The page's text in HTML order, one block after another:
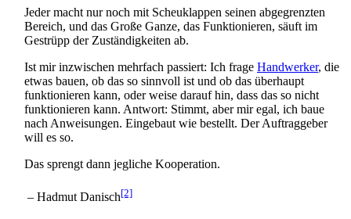
Jeder macht nur noch mit Scheuklappen seinen abgegrenzten
Bereich, und das Große Ganze, das Funktionieren, säuft im
Gestrüpp der Zuständigkeiten ab.
Ist mir inzwischen mehrfach passiert: Ich frage Handwerker, die
etwas bauen, ob das so sinnvoll ist und ob das überhaupt
funktionieren kann, oder weise darauf hin, dass das so nicht
funktionieren kann. Antwort: Stimmt, aber mir egal, ich baue
nach Anweisungen. Eingebaut wie bestellt. Der Auftraggeber
will es so.
Das sprengt dann jegliche Kooperation.
– Hadmut Danisch[2]